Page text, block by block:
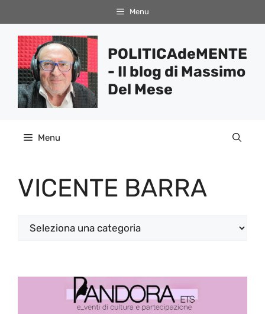
al
contenuto
Menu
POLITICAdeMENTE
- Il blog di Massimo
Del Mese
Menu
VICENTE BARRA
Categorie